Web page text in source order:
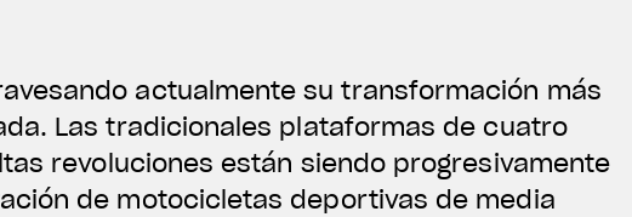
actualmente su transformación más
Las tradicionales plataformas de cuatro
revoluciones están siendo progresivamente
de motocicletas deportivas de media